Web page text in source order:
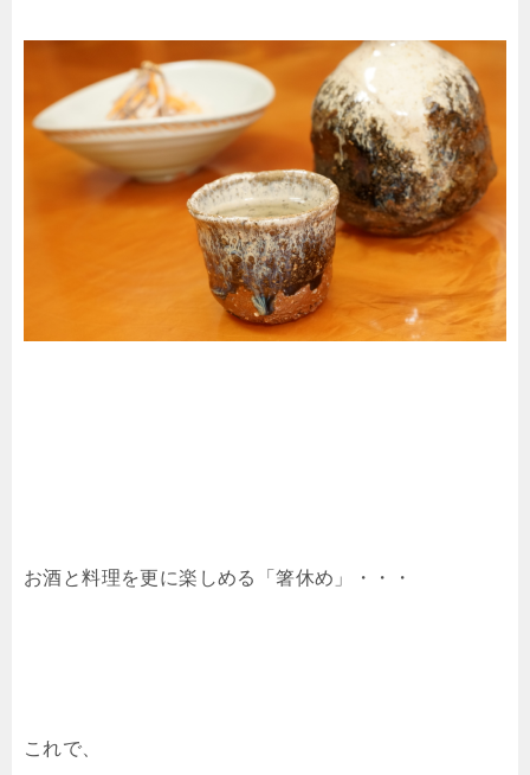
お酒と料理を更に楽しめる「箸休め」・・・
これで、